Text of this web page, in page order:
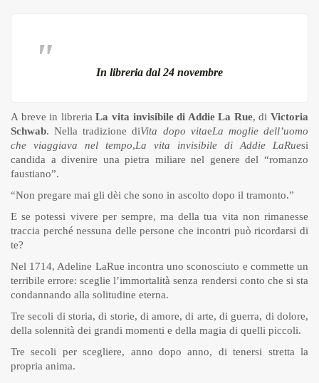
In libreria dal 24 novembre
A breve in libreriaLa vita invisibile di Addie La Rue, diVictoria
Schwab. Nella tradizione diVita dopo vitaeLa moglie dell’uomo
che viaggiava nel tempo,La vita invisibile di Addie LaRuesi
candida a divenire una pietra miliare nel genere del “romanzo
faustiano”.
“Non pregare mai gli dèi che sono in ascolto dopo il tramonto.”
E se potessi vivere per sempre, ma della tua vita non rimanesse
traccia perché nessuna delle persone che incontri può ricordarsi di
te?
Nel 1714, Adeline LaRue incontra uno sconosciuto e commette un
terribile errore: sceglie l’immortalità senza rendersi conto che si sta
condannando alla solitudine eterna.
Tre secoli di storia, di storie, di amore, di arte, di guerra, di dolore,
della solennità dei grandi momenti e della magia di quelli piccoli.
Tre secoli per scegliere, anno dopo anno, di tenersi stretta la
propria anima.